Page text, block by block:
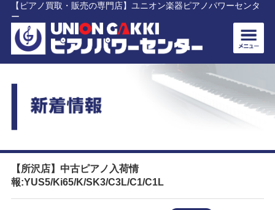
【ピアノ買取・販売の専門店】ユニオン楽器ピアノパワーセンタ
ー
【所沢店】中古ピアノ入荷情
報:YUS5/Ki65/K/SK3/C3L/C1/C1L